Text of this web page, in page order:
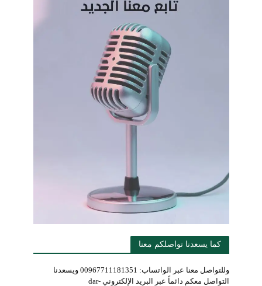
كما يسعدنا تواصلكم معنا
وللتواصل معنا عبر الواتساب: 00967711181351 ويسعدنا
التواصل معكم دائماً عبر البريد الإلكتروني dar-